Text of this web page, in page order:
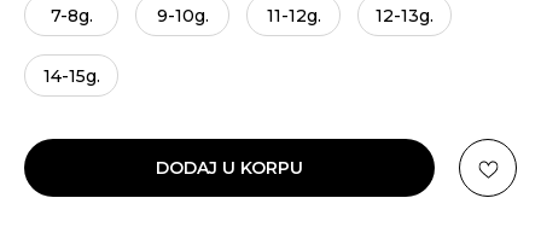
7-8g. 9-10g. 11-12g. 12-13g.
14-15g.
DODAJ U KORPU